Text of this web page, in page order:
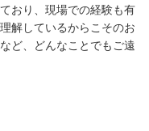
おり、現場での経験も有
解しているからこそのお
ど、どんなことでもご遠